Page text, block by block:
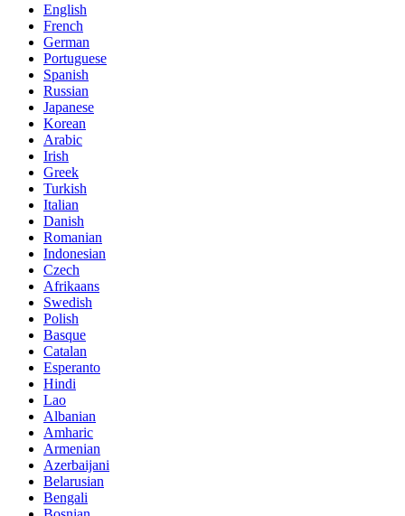
English
French
German
Portuguese
Spanish
Russian
Japanese
Korean
Arabic
Irish
Greek
Turkish
Italian
Danish
Romanian
Indonesian
Czech
Afrikaans
Swedish
Polish
Basque
Catalan
Esperanto
Hindi
Lao
Albanian
Amharic
Armenian
Azerbaijani
Belarusian
Bengali